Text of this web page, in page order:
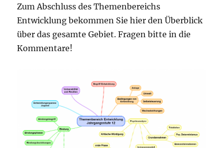
Zum Abschluss des Themenbereichs
Entwicklung bekommen Sie hier den Überblick
über das gesamte Gebiet. Fragen bitte in die
Kommentare!